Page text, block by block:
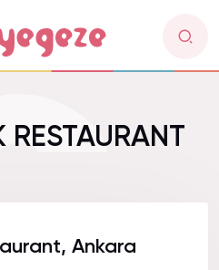
RESTAURANT
Ankara